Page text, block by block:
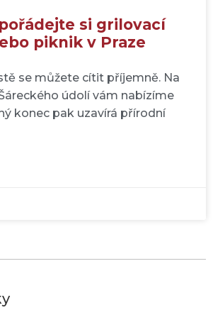
si grilovací
piknik v Praze
se můžete cítit příjemně. Na
údolí vám nabízíme
konec pak uzavírá přírodní